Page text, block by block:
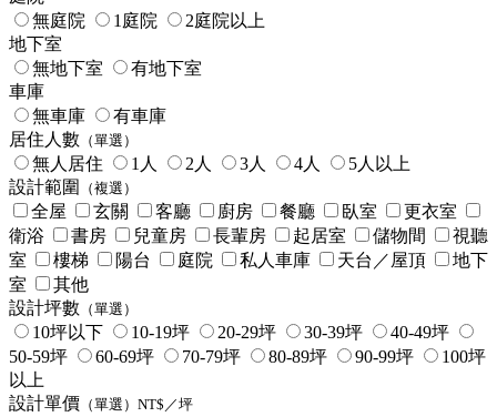
無庭院
1庭院
2庭院以上
地下室
無地下室
有地下室
車庫
無車庫
有車庫
居住人數 （單選）
無人居住 1人 2人 3人 4人
5人以上
設計範圍
（複選）
全屋 玄關 客廳 廚房 餐廳 臥室
更衣室
衛浴
書房 兒童房 長輩房 起居室 儲物間
視聽
室
樓梯 陽台 庭院 私人車庫 天台／屋頂
地下
室
其他
設計坪數 （單選）
10坪以下 10-19坪 20-29坪 30-39坪
40-49坪
50-59坪
60-69坪 70-79坪 80-89坪 90-99坪
100坪
以上
設計單價 （單選）NT$／坪